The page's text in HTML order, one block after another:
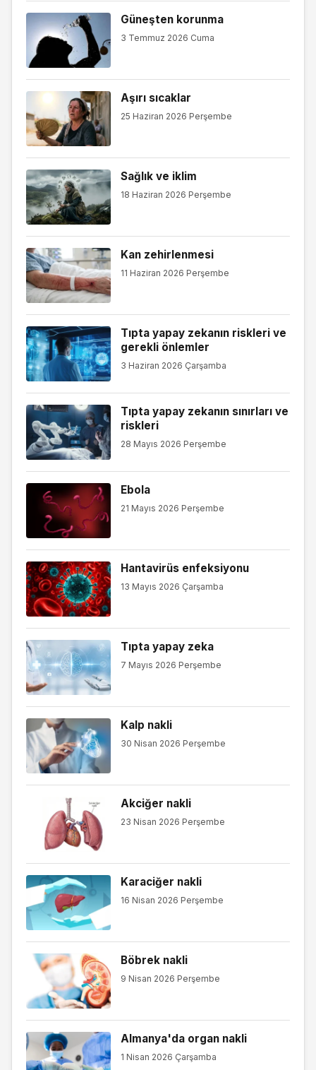
Güneşten korunma
3 Temmuz 2026 Cuma
Aşırı sıcaklar
25 Haziran 2026 Perşembe
Sağlık ve iklim
18 Haziran 2026 Perşembe
Kan zehirlenmesi
11 Haziran 2026 Perşembe
Tıpta yapay zekanın riskleri ve
gerekli önlemler
3 Haziran 2026 Çarşamba
Tıpta yapay zekanın sınırları ve
riskleri
28 Mayıs 2026 Perşembe
Ebola
21 Mayıs 2026 Perşembe
Hantavirüs enfeksiyonu
13 Mayıs 2026 Çarşamba
Tıpta yapay zeka
7 Mayıs 2026 Perşembe
Kalp nakli
30 Nisan 2026 Perşembe
Akciğer nakli
23 Nisan 2026 Perşembe
Karaciğer nakli
16 Nisan 2026 Perşembe
Böbrek nakli
9 Nisan 2026 Perşembe
Almanya'da organ nakli
1 Nisan 2026 Çarşamba